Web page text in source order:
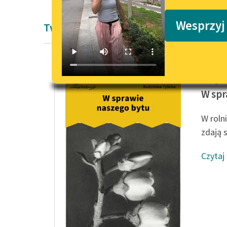
Twórczość Justyny Budzińskiej-
W
W
zdają
Czytaj